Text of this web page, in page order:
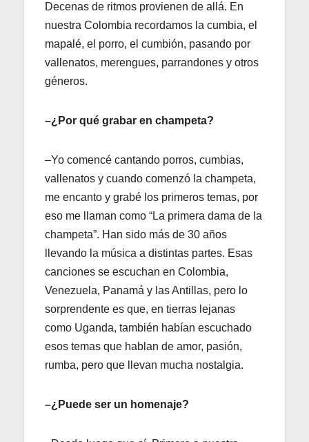
Decenas de ritmos provienen de allá. En
nuestra Colombia recordamos la cumbia, el
mapalé, el porro, el cumbión, pasando por
vallenatos, merengues, parrandones y otros
géneros.
–¿Por qué grabar en champeta?
–Yo comencé cantando porros, cumbias,
vallenatos y cuando comenzó la champeta,
me encanto y grabé los primeros temas, por
eso me llaman como “La primera dama de la
champeta”. Han sido más de 30 años
llevando la música a distintas partes. Esas
canciones se escuchan en Colombia,
Venezuela, Panamá y las Antillas, pero lo
sorprendente es que, en tierras lejanas
como Uganda, también habían escuchado
esos temas que hablan de amor, pasión,
rumba, pero que llevan mucha nostalgia.
–¿Puede ser un homenaje?